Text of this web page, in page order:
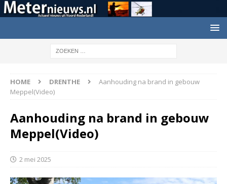
HOME DRENTHE
Aanhouding na brand in gebouw
Meppel(Video)
Aanhouding na brand in gebouw
Meppel(Video)
2 mei 2025